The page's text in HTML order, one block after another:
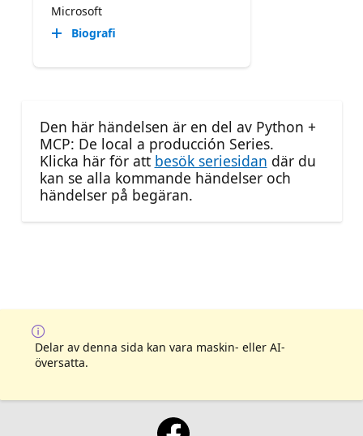
Microsoft
Biografi
Den här händelsen är en del av Python +
MCP: De local a producción Series.
Klicka här för att besök seriesidan där du
kan se alla kommande händelser och
händelser på begäran.
Delar av denna sida kan vara maskin- eller AI-
översatta.